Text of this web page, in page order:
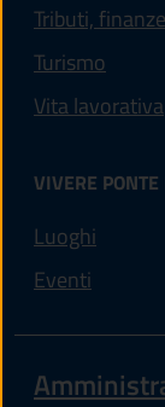
Tributi,
Turismo
Vita lavorativa
VIVERE
Luoghi
Eventi